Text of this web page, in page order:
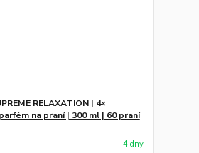
RELAXATION | 4×
na praní | 300 ml | 60 praní
4 dny